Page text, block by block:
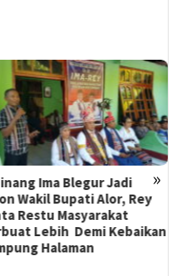
»
Dukung Ima-Rey, Merianus
Kaat Mundur Dari
Bupati Alor